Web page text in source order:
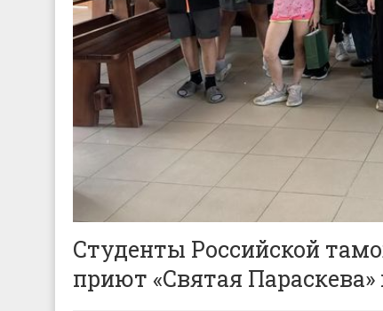
Студенты Российской
приют «Святая